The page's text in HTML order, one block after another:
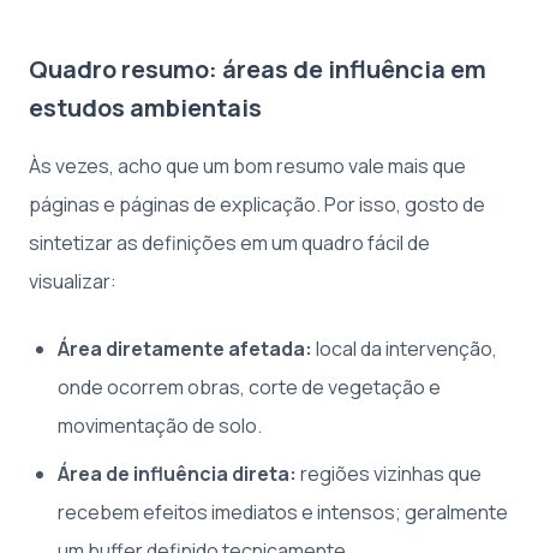
Quadro resumo: áreas de influência em
estudos ambientais
Às vezes, acho que um bom resumo vale mais que
páginas e páginas de explicação. Por isso, gosto de
sintetizar as definições em um quadro fácil de
visualizar:
Área diretamente afetada: local da intervenção,
onde ocorrem obras, corte de vegetação e
movimentação de solo.
Área de influência direta: regiões vizinhas que
recebem efeitos imediatos e intensos; geralmente